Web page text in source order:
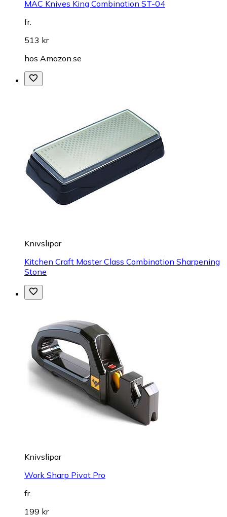
MAC Knives King Combination ST-04
fr.
513 kr
hos Amazon.se
Knivslipar
Kitchen Craft Master Class Combination Sharpening
Stone
Knivslipar
Work Sharp Pivot Pro
fr.
199 kr